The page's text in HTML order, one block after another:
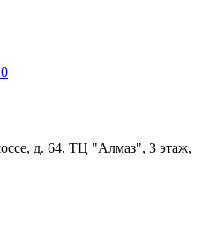
0
д. 64, ТЦ "Алмаз", 3 этаж,